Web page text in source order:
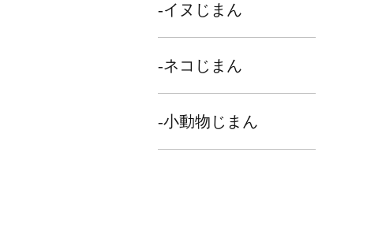
-イヌじまん
-ネコじまん
-小動物じまん